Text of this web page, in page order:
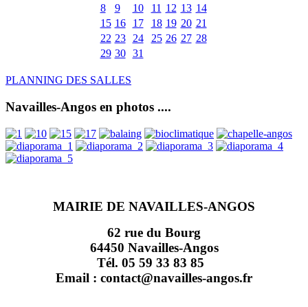
8
9 10 11 12 13 14
15 16 17 18 19 20 21
22 23 24 25 26 27 28
29 30 31
PLANNING DES SALLES
Navailles-Angos en photos ....
MAIRIE DE NAVAILLES-ANGOS
62 rue du Bourg
64450 Navailles-Angos
Tél. 05 59 33 83 85
Email : contact@navailles-angos.fr